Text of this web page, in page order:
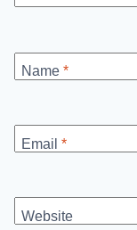
Name *
Email *
Website